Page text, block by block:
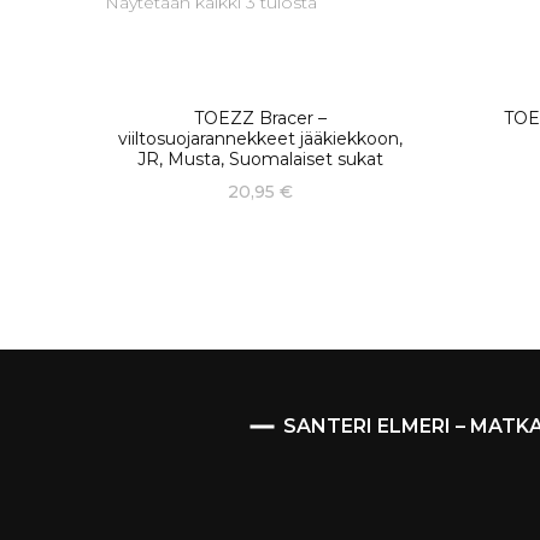
TOEZZ Bracer –
viiltosuojarannekkeet jääkiekkoon,
JR, Musta, Suomalaiset sukat
20,95 €
SANTERI ELMERI –